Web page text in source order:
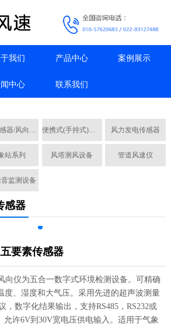
我们 产品中心 案例展示
中心 联系我们
风速传感器/风向传感器 便携式(手持式)风速仪 风力发电传感器
站系列 风塔测风设备 管道风速仪
监测设备
感器
要素传感器
向仪为五合一数字式环境检测设备。可精确
度、湿度和大气压。采用先进的超声波测量
，数字化结果输出，支持RS485，RS232或
允许6V到30V宽电压供电输入。适用于气象